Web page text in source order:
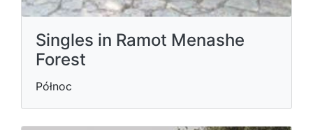
Singles in Ramot Menashe
Forest
Północ